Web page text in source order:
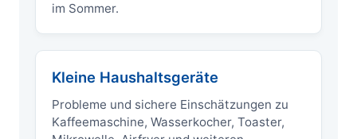
im Sommer.
Kleine Haushaltsgeräte
Probleme und sichere Einschätzungen zu
Kaffeemaschine, Wasserkocher, Toaster,